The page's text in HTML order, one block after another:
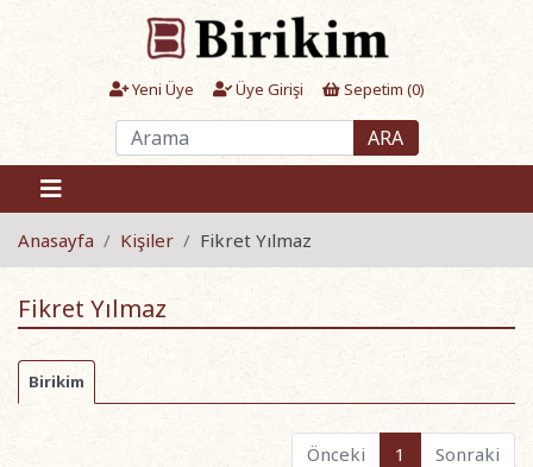
Yeni Üye Üye Girişi Sepetim (0)
ARA
Anasayfa Kişiler Fikret Yılmaz
Fikret Yılmaz
Birikim
Önceki 1 Sonraki